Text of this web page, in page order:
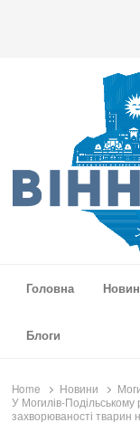
Головна
Блоги
Home Новини
У Могилів-
захворюваності тварин